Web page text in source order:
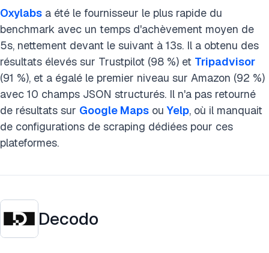
Oxylabs a été le fournisseur le plus rapide du
benchmark avec un temps d'achèvement moyen de
5s, nettement devant le suivant à 13s. Il a obtenu des
résultats élevés sur Trustpilot (98 %) et Tripadvisor
(91 %), et a égalé le premier niveau sur Amazon (92 %)
avec 10 champs JSON structurés. Il n'a pas retourné
de résultats sur Google Maps ouYelp, où il manquait
de configurations de scraping dédiées pour ces
plateformes.
Decodo